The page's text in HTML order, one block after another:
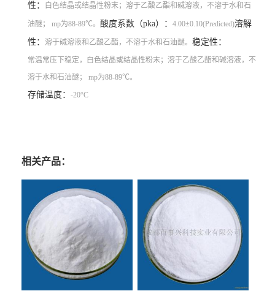
性：
白色结晶或结晶性粉末；溶于乙酸乙酯和碱溶液，不溶于水和石
油醚； mp为88-89℃。 酸度系数（pka）： 4.00±0.10(Predicted)溶解
性： 溶于碱溶液和乙酸乙酯，不溶于水和石油醚。 稳定性：
常温常压下稳定，白色结晶或结晶性粉末；溶于乙酸乙酯和碱溶液，不
溶于水和石油醚； mp为88-89℃。
存储温度： -20°C
相关产品：